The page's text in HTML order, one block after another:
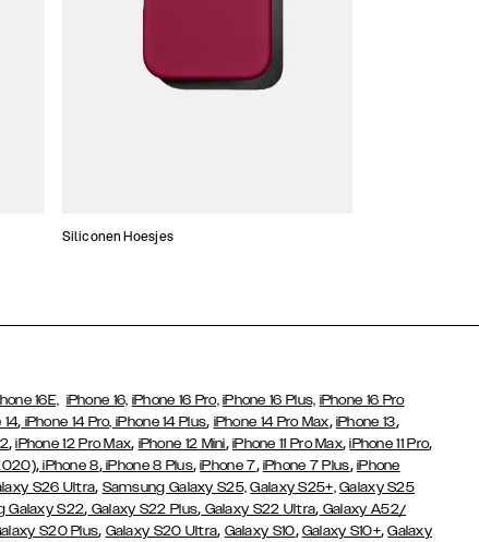
Siliconen Hoesjes
16E, iPhone 16, iPhone 16 Pro, iPhone 16 Plus, iPhone 16 Pro
14, iPhone 14 Pro, iPhone 14 Plus, iPhone 14 Pro Max, iPhone 13,
,iPhone 12 Pro Max, iPhone 12 Mini, iPhone 11 Pro Max,iPhone 11 Pro,
,iPhone 8,iPhone 8 Plus,iPhone 7, iPhone 7 Plus, iPhone
S26 Ultra, Samsung Galaxy S25, Galaxy S25+, Galaxy S25
Galaxy S22, Galaxy S22 Plus, Galaxy S22 Ultra, Galaxy A52/
S20 Plus, Galaxy S20 Ultra, Galaxy S10, Galaxy S10+,Galaxy